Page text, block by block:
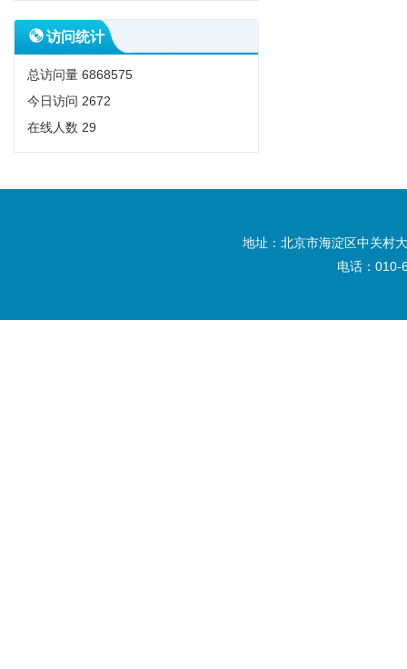
访问统计
总访问量 6868575
今日访问 2672
在线人数 29
地址：北京市海淀区中关村
电话：